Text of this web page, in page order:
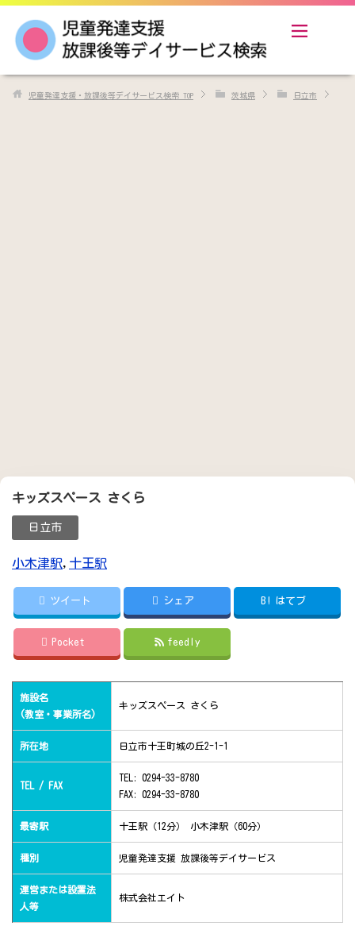
児童発達支援・放課後等デイサービス検索 TOP 茨城県 日立市
キッズスペース さくら
日立市
小木津駅, 十王駅
ツイート シェア B! はてブ
Pocket feedly
施設名
(教室・事業所名)
キッズスペース さくら
所在地 日立市十王町城の丘2-1-1
TEL / FAX
TEL: 0294-33-8780
FAX: 0294-33-8780
最寄駅 十王駅（12分） 小木津駅（60分）
種別 児童発達支援 放課後等デイサービス
運営または設置法
人等
株式会社エイト